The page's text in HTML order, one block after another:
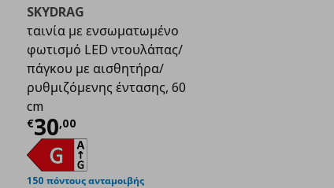
€ 30,00
SKYDRAG
ταινία με ενσωματωμένο
φωτισμό LED ντουλάπας/
πάγκου με αισθητήρα/
ρυθμιζόμενης έντασης, 60
cm
€30,00
Τρέχουσα τιμή
150 πόντους ανταμοιβής